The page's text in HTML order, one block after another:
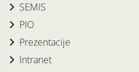
SEMIS
PIO
Prezentacije
Intranet